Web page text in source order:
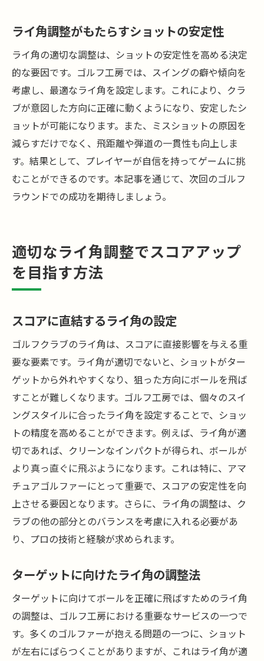
ライ角調整がもたらすショットの安定性
ライ角の適切な調整は、ショットの安定性を高める決定
的な要因です。ゴルフ工房では、スイングの癖や傾向を
考慮し、最適なライ角を設定します。これにより、クラ
ブが意図した方向に正確に動くようになり、安定したシ
ョットが可能になります。また、ミスショットの原因を
減らすだけでなく、飛距離や弾道の一貫性も向上しま
す。結果として、プレイヤーが自信を持ってゲームに挑
むことができるのです。本記事を通じて、次回のゴルフ
ラウンドでの成功を期待しましょう。
適切なライ角調整でスコアアップ
を目指す方法
スコアに直結するライ角の設定
ゴルフクラブのライ角は、スコアに直接影響を与える重
要な要素です。ライ角が適切でないと、ショットがター
ゲットから外れやすくなり、狙った方向にボールを飛ば
すことが難しくなります。ゴルフ工房では、個々のスイ
ングスタイルに合ったライ角を設定することで、ショッ
トの精度を高めることができます。例えば、ライ角が適
切であれば、クリーンなインパクトが得られ、ボールが
より真っ直ぐに飛ぶようになります。これは特に、アマ
チュアゴルファーにとって重要で、スコアの安定性を向
上させる要因となります。さらに、ライ角の調整は、ク
ラブの他の部分とのバランスを考慮に入れる必要があ
り、プロの技術と経験が求められます。
ターゲットに向けたライ角の調整法
ターゲットに向けてボールを正確に飛ばすためのライ角
の調整は、ゴルフ工房における重要なサービスの一つで
す。多くのゴルファーが抱える問題の一つに、ショット
が左右にばらつくことがありますが、これはライ角が適